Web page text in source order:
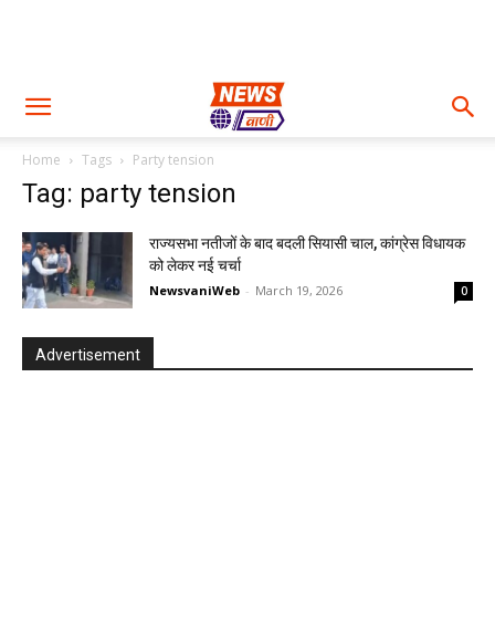
Home Tags Party tension
Tag: party tension
राज्यसभा नतीजों के बाद बदली सियासी चाल, कांग्रेस विधायक
को लेकर नई चर्चा
NewsvaniWeb - March 19, 2026 0
Advertisement